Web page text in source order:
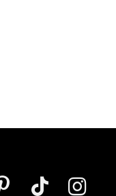
PinterestTikTok